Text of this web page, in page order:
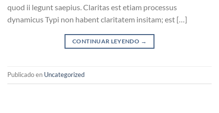
quod ii legunt saepius. Claritas est etiam processus
dynamicus Typi non habent claritatem insitam; est […]
CONTINUAR LEYENDO →
Publicado en Uncategorized